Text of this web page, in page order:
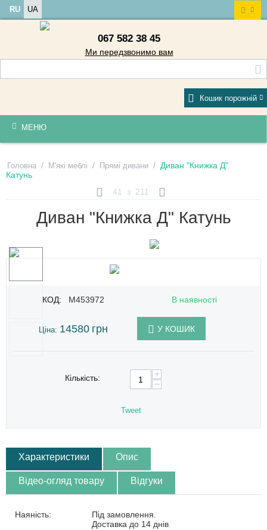
RU UA
067 582 38 45
Ми передзвонимо вам
Кошик порожній
МЕНЮ
Головна / М'які меблі / Прямі дивани / Диван "Книжка Д"
Катунь
41
з 211
Диван "Книжка Д" Катунь
КОД: M453972 В наявності
Ціна: 14580 грн У КОШИК
Кількість:
+
−
Tweet
Характеристики Опис
Відео-огляд товару Відгуки
Наяність:
Під замовлення.
Доставка до 14 днів